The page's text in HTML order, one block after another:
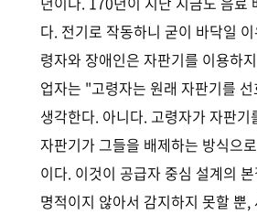
다. 전기로 작동하니 굳이 바닥일
령자와 장애인은 자판기를 이용하
업자는 "고령자는 원래 자판기를
생각한다. 아니다. 고령자가 자판기
자판기가 그들을 배제하는 방식으
이다. 이것이 공급자 중심 설계의
명적이지 않아서 감지하지 못할 뿐,